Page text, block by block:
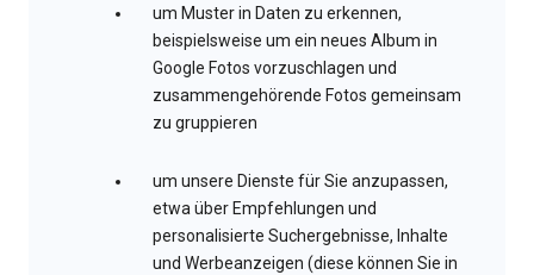
um Muster in Daten zu erkennen,
beispielsweise um ein neues Album in
Google Fotos vorzuschlagen und
zusammengehörende Fotos gemeinsam
zu gruppieren
um unsere Dienste für Sie anzupassen,
etwa über Empfehlungen und
personalisierte Suchergebnisse, Inhalte
und Werbeanzeigen (diese können Sie in